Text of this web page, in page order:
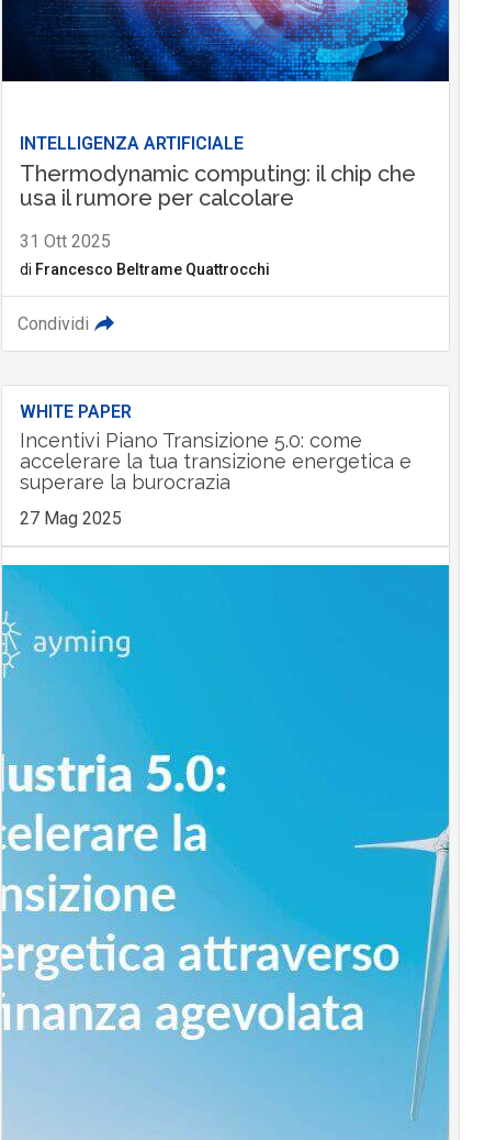
INTELLIGENZA ARTIFICIALE
Thermodynamic computing: il chip che
usa il rumore per calcolare
31 Ott 2025
di Francesco Beltrame Quattrocchi
Condividi
WHITE PAPER
Incentivi Piano Transizione 5.0: come
accelerare la tua transizione energetica e
superare la burocrazia
27 Mag 2025